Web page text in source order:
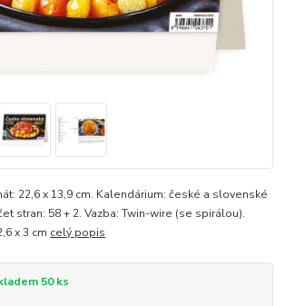
22,6 x 13,9 cm. Kalendárium: české a slovenské
stran: 58 + 2. Vazba: Twin-wire (se spirálou).
x 3 cm celý popis
50 ks